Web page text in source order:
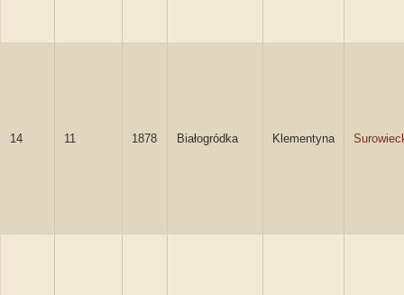
14 11 1878 Białogródka Klementyna